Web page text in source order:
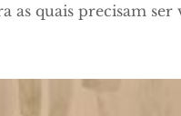
as quais precisam ser